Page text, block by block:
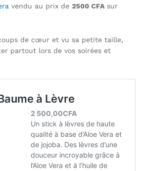
vendu au prix de 2500 CFA sur
de cœur et vu sa petite taille,
partout lors de vos soirées et